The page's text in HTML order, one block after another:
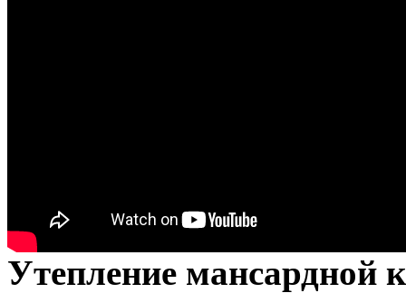
Утепление мансардной